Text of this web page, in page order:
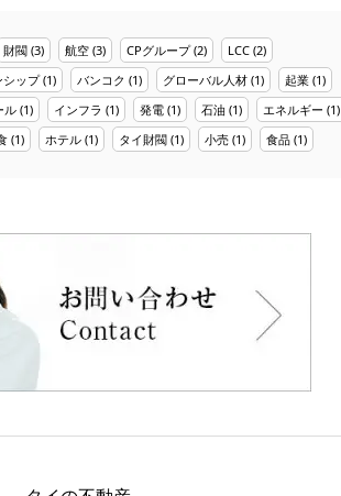
財閥 (3) 航空 (3) CPグループ(2) LCC (2)
シップ(1) バンコク (1) グローバル人材 (1) 起業 (1)
ル (1) インフラ (1) 発電 (1) 石油 (1) エネルギー (1)
(1) ホテル (1) タイ財閥 (1) 小売 (1) 食品 (1)